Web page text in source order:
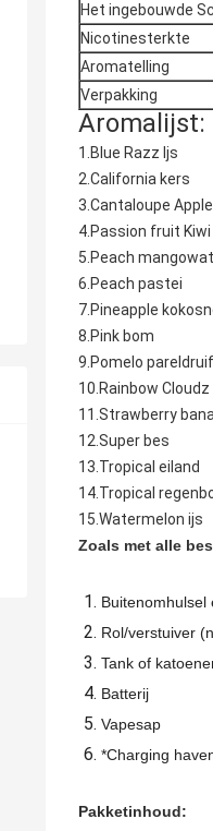
Het ingebouwde
Nicotinesterkte
Aromatelling
Verpakking
Aromalijst:
1.Blue Razz Ijs
2.California kers
3.Cantaloupe Apple
4.Passion fruit Kiwi
5.Peach
6.Peach pastei
7.Pineapple
8.Pink bom
9.Pomelo pareldruif
10.Rainbow Cloudz
11.Strawberry
12.Super bes
13.Tropical eiland
14.Tropical
15.Watermelon ijs
Zoals met alle
Buitenomhulsel
Rol/verstuiver
Tank of
Batterij
Vapesap
*Charging
Pakketinhoud: